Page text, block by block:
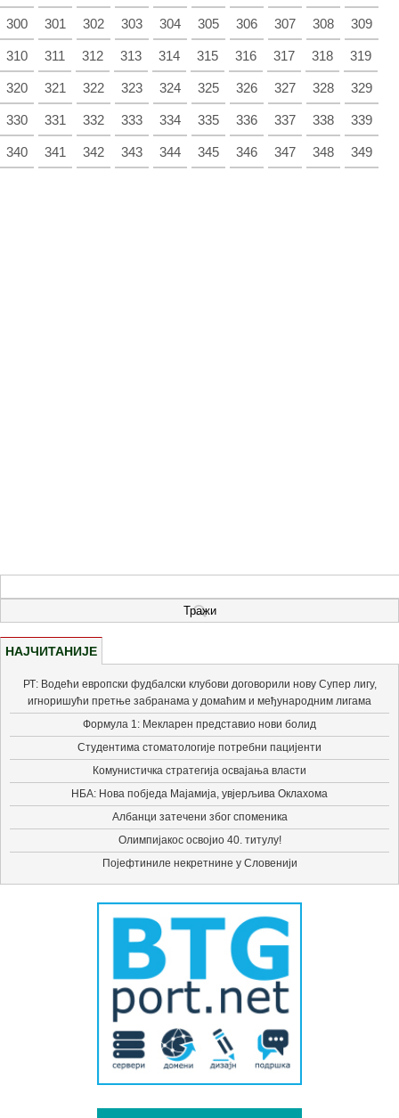
300 301 302 303 304 305 306 307 308 309
310 311 312 313 314 315 316 317 318 319
320 321 322 323 324 325 326 327 328 329
330 331 332 333 334 335 336 337 338 339
340 341 342 343 344 345 346 347 348 349
НАЈЧИТАНИЈЕ
РТ: Водећи европски фудбалски клубови договорили нову Супер лигу,
игноришући претње забранама у домаћим и међународним лигама
Формула 1: Мекларен представио нови болид
Студентима стоматологије потребни пацијенти
Комунистичка стратегија освајања власти
НБА: Нова побједа Мајамија, увјерљива Оклахома
Албанци затечени због споменика
Олимпијакос освојио 40. титулу!
Појефтиниле некретнине у Словенији